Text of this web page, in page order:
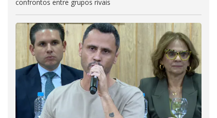
confrontos entre grupos rivais